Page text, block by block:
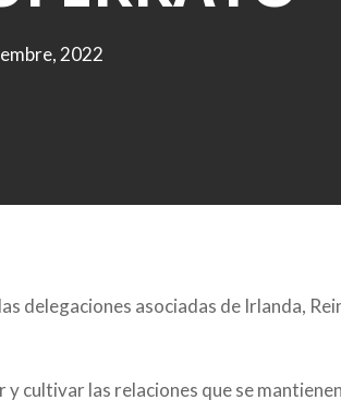
2022
delegaciones asociadas de Irlanda,
las relaciones que se